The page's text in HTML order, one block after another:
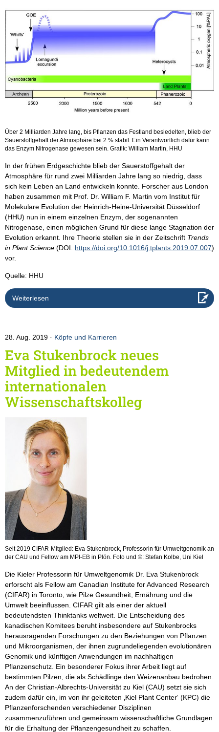
Über 2 Milliarden Jahre lang, bis Pflanzen das Festland besiedelten, blieb der
Sauerstoffgehalt der Atmosphäre bei 2 % stabil. Ein Verantwortlich dafür kann
das Enzym Nitrogenase gewesen sein. Grafik: William Martin, HHU
In der frühen Erdgeschichte blieb der Sauerstoffgehalt der
Atmosphäre für rund zwei Milliarden Jahre lang so niedrig, dass
sich kein Leben an Land entwickeln konnte. Forscher aus London
haben zusammen mit Prof. Dr. William F. Martin vom Institut für
Molekulare Evolution der Heinrich-Heine-Universität Düsseldorf
(HHU) nun in einem einzelnen Enzym, der sogenannten
Nitrogenase, einen möglichen Grund für diese lange Stagnation der
Evolution erkannt. Ihre Theorie stellen sie in der Zeitschrift Trends
in Plant Science (DOI: https://doi.org/10.1016/j.tplants.2019.07.007)
vor.
Quelle: HHU
Weiterlesen
28. Aug. 2019 Köpfe und Karrieren
Eva Stukenbrock neues
Mitglied in bedeutendem
internationalen
Wissenschaftskolleg
Seit 2019 CIFAR-Mitglied: Eva Stukenbrock, Professorin für Umweltgenomik an
der CAU und Fellow am MPI-EB in Plön. Foto und ©: Stefan Kolbe, Uni Kiel
Die Kieler Professorin für Umweltgenomik Dr. Eva Stukenbrock
erforscht als Fellow am Canadian Institute for Advanced Research
(CIFAR) in Toronto, wie Pilze Gesundheit, Ernährung und die
Umwelt beeinflussen. CIFAR gilt als einer der aktuell
bedeutendsten Thinktanks weltweit. Die Entscheidung des
kanadischen Komitees beruht insbesondere auf Stukenbrocks
herausragenden Forschungen zu den Beziehungen von Pflanzen
und Mikroorganismen, der ihnen zugrundeliegenden evolutionären
Genomik und künftigen Anwendungen im nachhaltigen
Pflanzenschutz. Ein besonderer Fokus ihrer Arbeit liegt auf
bestimmten Pilzen, die als Schädlinge den Weizenanbau bedrohen.
An der Christian-Albrechts-Universität zu Kiel (CAU) setzt sie sich
zudem dafür ein, im von ihr geleiteten ‚Kiel Plant Center‘ (KPC) die
Pflanzenforschenden verschiedener Disziplinen
zusammenzuführen und gemeinsam wissenschaftliche Grundlagen
für die Erhaltung der Pflanzengesundheit zu schaffen.